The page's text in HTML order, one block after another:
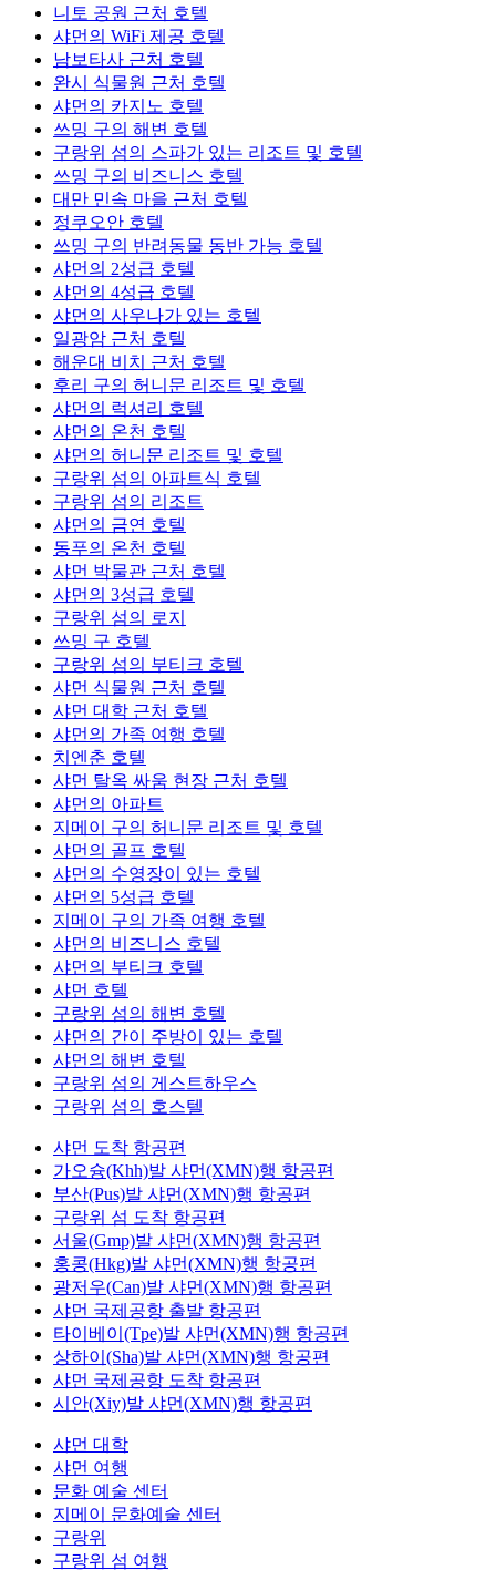
니토 공원 근처 호텔
샤먼의 WiFi 제공 호텔
남보타사 근처 호텔
완시 식물원 근처 호텔
샤먼의 카지노 호텔
쓰밍 구의 해변 호텔
구랑위 섬의 스파가 있는 리조트 및 호텔
쓰밍 구의 비즈니스 호텔
대만 민속 마을 근처 호텔
정쿠오안 호텔
쓰밍 구의 반려동물 동반 가능 호텔
샤먼의 2성급 호텔
샤먼의 4성급 호텔
샤먼의 사우나가 있는 호텔
일광암 근처 호텔
해운대 비치 근처 호텔
후리 구의 허니문 리조트 및 호텔
샤먼의 럭셔리 호텔
샤먼의 온천 호텔
샤먼의 허니문 리조트 및 호텔
구랑위 섬의 아파트식 호텔
구랑위 섬의 리조트
샤먼의 금연 호텔
동푸의 온천 호텔
샤먼 박물관 근처 호텔
샤먼의 3성급 호텔
구랑위 섬의 로지
쓰밍 구 호텔
구랑위 섬의 부티크 호텔
샤먼 식물원 근처 호텔
샤먼 대학 근처 호텔
샤먼의 가족 여행 호텔
치엔춘 호텔
샤먼 탈옥 싸움 현장 근처 호텔
샤먼의 아파트
지메이 구의 허니문 리조트 및 호텔
샤먼의 골프 호텔
샤먼의 수영장이 있는 호텔
샤먼의 5성급 호텔
지메이 구의 가족 여행 호텔
샤먼의 비즈니스 호텔
샤먼의 부티크 호텔
샤먼 호텔
구랑위 섬의 해변 호텔
샤먼의 간이 주방이 있는 호텔
샤먼의 해변 호텔
구랑위 섬의 게스트하우스
구랑위 섬의 호스텔
샤먼 도착 항공편
가오슝(Khh)발 샤먼(XMN)행 항공편
부산(Pus)발 샤먼(XMN)행 항공편
구랑위 섬 도착 항공편
서울(Gmp)발 샤먼(XMN)행 항공편
홍콩(Hkg)발 샤먼(XMN)행 항공편
광저우(Can)발 샤먼(XMN)행 항공편
샤먼 국제공항 출발 항공편
타이베이(Tpe)발 샤먼(XMN)행 항공편
상하이(Sha)발 샤먼(XMN)행 항공편
샤먼 국제공항 도착 항공편
시안(Xiy)발 샤먼(XMN)행 항공편
샤먼 대학
샤먼 여행
문화 예술 센터
지메이 문화예술 센터
구랑위
구랑위 섬 여행